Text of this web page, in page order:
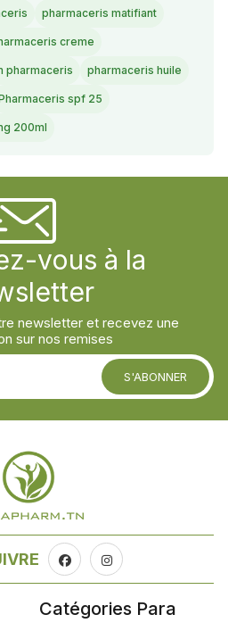
pharmaceris matifiant
creme
pharmaceris pharmaceris huile
spf 25
200ml
vous à la
newsletter et recevez une
sur nos remises
S'ABONNER
Catégories Para